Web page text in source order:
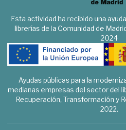
Esta actividad ha recibido una
librerías de la Comunidad de
2024
Ayudas públicas para la
medianas empresas del sector del
Recuperación, Transformación y
2022.